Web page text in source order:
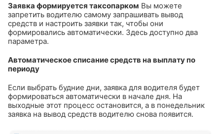
Заявка формируется таксопарком Вы можете
запретить водителю самому запрашивать вывод
средств и настроить заявки так, чтобы они
формировались автоматически. Здесь доступно два
параметра.
Автоматическое списание средств на выплату по
периоду
Если выбрать будние дни, заявка для водителя будет
формироваться автоматически в начале дня. На
выходные этот процесс остановится, а в понедельник
заявка на вывод средств водителю снова появится.